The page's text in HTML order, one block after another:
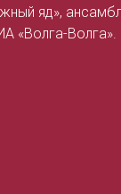
яд»,
«Волга-Волга».